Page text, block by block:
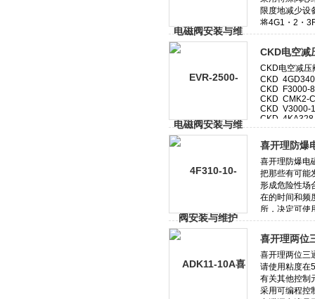
CKD电空减
喜开理防爆
喜开理两位